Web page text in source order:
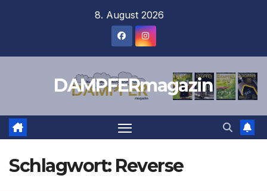
8. August 2026
DAMPFERmagazin
Schlagwort: Reverse